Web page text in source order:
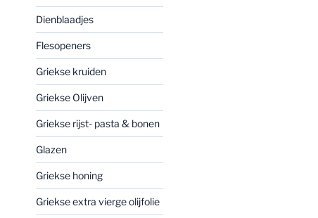
Dienblaadjes
Flesopeners
Griekse kruiden
Griekse Olijven
Griekse rijst- pasta & bonen
Glazen
Griekse honing
Griekse extra vierge olijfolie